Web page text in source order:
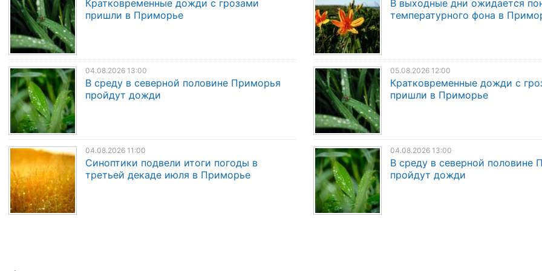
Кратковременные дожди с грозами
пришли в Приморье
04.08.2026 13:00
В среду в северной половине Приморья
пройдут дожди
04.08.2026 11:00
Синоптики подвели итоги погоды в
третьей декаде июля в Приморье
В выходные дни ожидается
температурного фона в
05.08.2026 12:00
Кратковременные дожди с
пришли в Приморье
04.08.2026 13:00
В среду в северной половине
пройдут дожди